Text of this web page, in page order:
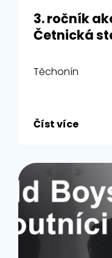
3. ročník
Četnická
Těchonín
Číst více